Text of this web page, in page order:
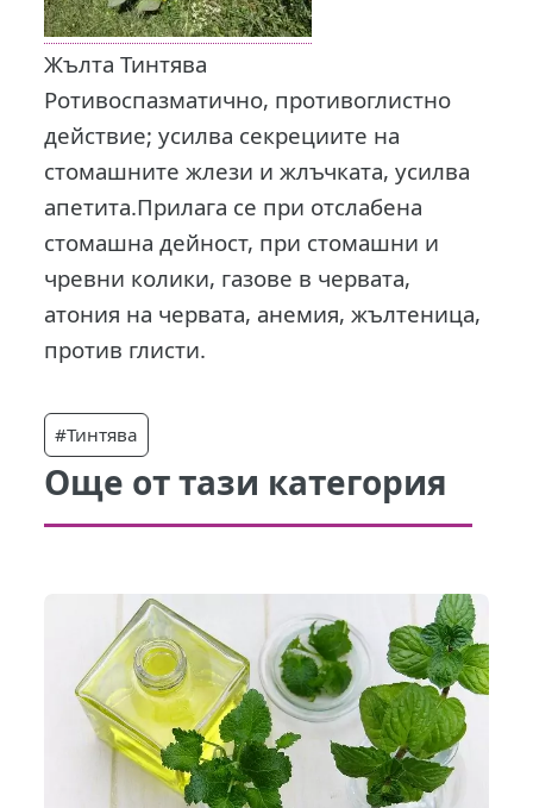
Жълта Тинтява
Ротивоспазматично, противоглистно
действие; усилва секрециите на
стомашните жлези и жлъчката, усилва
апетита.Прилага се при отслабена
стомашна дейност, при стомашни и
чревни колики, газове в червата,
атония на червата, анемия, жълтеница,
против глисти.
#Тинтява
Още от тази категория